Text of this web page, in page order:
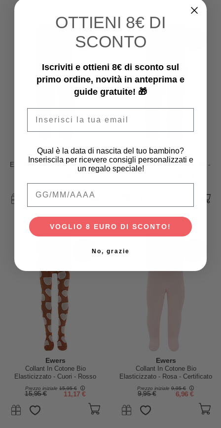
-30%
Ewers
Collant In Cotone Bio
Elasticizzato - Elefanti - Grigio -
Certificato GOTS
13,95 € 9,76 €
Ewers
Collant In Cotone Bio
Elasticizzato - Uccellini - Lilla -
Certificato GOTS
14,95 € 10,47 €
-30%
Ewers
Collant In Cotone Bio
Elasticizzato - Cuori - Rosso
Mattone - Certificato GOTS
Prezzo iniziale 15,95 €
15,95 € 11,17 €
Ewers
Collant In Cotone Bio
Elasticizzato - Rosa - Certificato
Prezzo iniziale 9,95 €
9,95 € 6,96 €
OTTIENI 8€ DI
SCONTO
Iscriviti e ottieni 8€ di sconto sul
primo ordine, novità in anteprima e
guide gratuite! 🎁
Qual è la data di nascita del tuo bambino?
Inseriscila per ricevere consigli personalizzati e
un regalo speciale!
VOGLIO 8 EURO DI SCONTO!
No, grazie